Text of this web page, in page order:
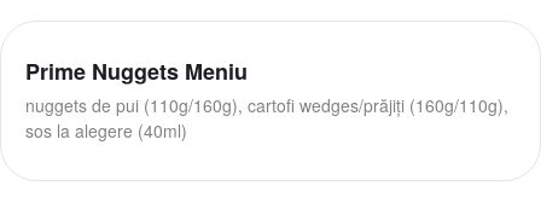
Prime Nuggets Meniu
nuggets de pui (110g/160g), cartofi wedges/prăjiți (160g/110g),
sos la alegere (40ml)